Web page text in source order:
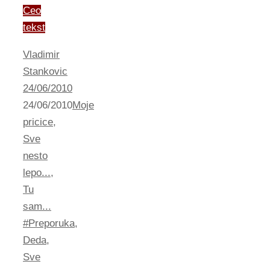
Ceo
tekst
Vladimir
Stankovic
24/06/2010
24/06/2010Moje
pricice,
Sve
nesto
lepo...,
Tu
sam...
#Preporuka,
Deda,
Sve